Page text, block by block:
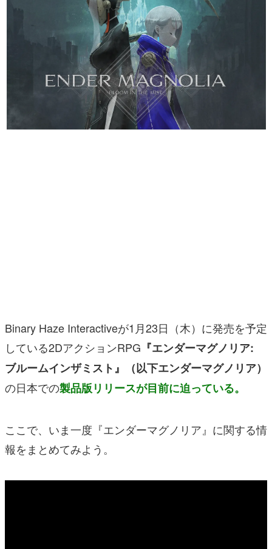
ゲームが変えた日本語
「経験値」「裏技」「ラスボス」… ゲームにまつわる言葉
の起源や用法の変遷を、コンピューター文化史研究家・タ
イニーP氏が徹底調査。
カテゴリ
Binary Haze Interactiveが1月23日（木）に発売を予定
している2DアクションRPG 『エンダーマグノリア:
ブルームインザミスト』（以下エンダーマグノリア）
の日本での製品版リリースが目前に迫っている。
ここで、いま一度『エンダーマグノリア』に関する情
報をまとめてみよう。